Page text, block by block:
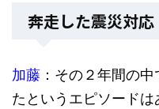
奔走した震災対応
加藤 ：その２年間の
たというエピソードは